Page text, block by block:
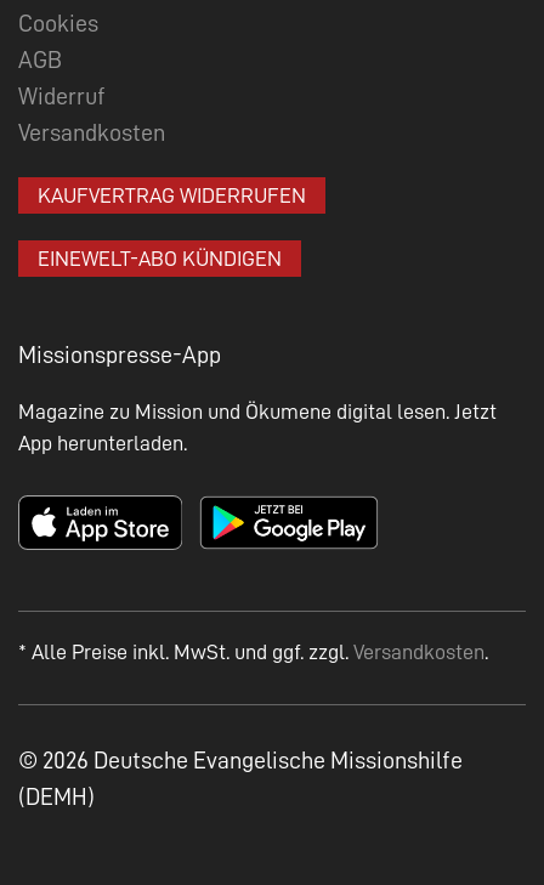
Cookies
AGB
Widerruf
Versandkosten
KAUFVERTRAG WIDERRUFEN
EINEWELT-ABO KÜNDIGEN
Missionspresse-App
Magazine zu Mission und Ökumene digital lesen. Jetzt
App herunterladen.
* Alle Preise inkl. MwSt. und ggf. zzgl. Versandkosten.
© 2026 Deutsche Evangelische Missionshilfe
(DEMH)